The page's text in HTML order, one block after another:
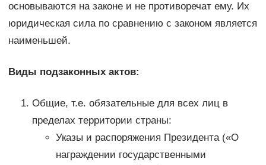
основываются на законе и не противоречат ему. Их
юридическая сила по сравнению с законом является
наименьшей.
Виды подзаконных актов:
Общие, т.е. обязательные для всех лиц в
пределах территории страны:
Указы и распоряжения Президента («О
награждении государственными